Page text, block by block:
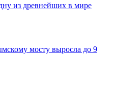
из древнейших в мире
мосту выросла до 9